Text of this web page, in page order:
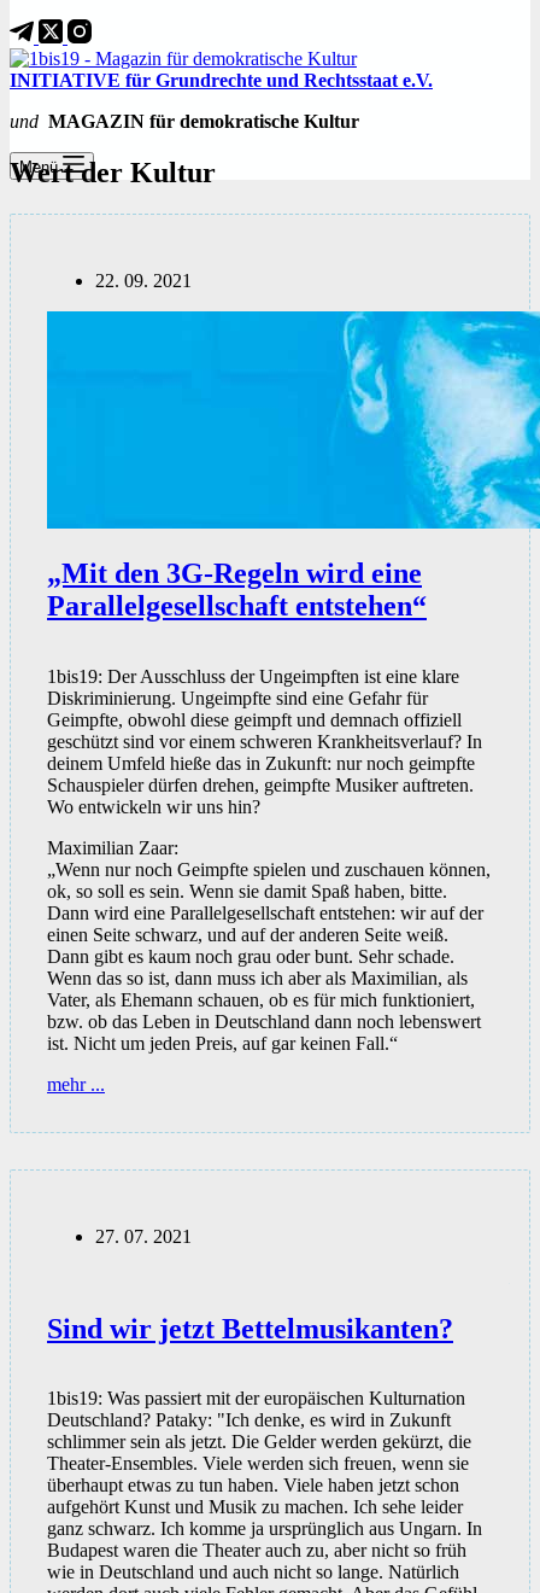
INITIATIVE für Grundrechte und Rechtsstaat e.V.
und MAGAZIN für demokratische Kultur
Menü
Wert der Kultur
22. 09. 2021
„Mit den 3G-Regeln wird eine
Parallelgesellschaft entstehen“
1bis19: Der Ausschluss der Ungeimpften ist eine klare
Diskriminierung. Ungeimpfte sind eine Gefahr für
Geimpfte, obwohl diese geimpft und demnach offiziell
geschützt sind vor einem schweren Krankheitsverlauf? In
deinem Umfeld hieße das in Zukunft: nur noch geimpfte
Schauspieler dürfen drehen, geimpfte Musiker auftreten.
Wo entwickeln wir uns hin?
Maximilian Zaar:
„Wenn nur noch Geimpfte spielen und zuschauen können,
ok, so soll es sein. Wenn sie damit Spaß haben, bitte.
Dann wird eine Parallelgesellschaft entstehen: wir auf der
einen Seite schwarz, und auf der anderen Seite weiß.
Dann gibt es kaum noch grau oder bunt. Sehr schade.
Wenn das so ist, dann muss ich aber als Maximilian, als
Vater, als Ehemann schauen, ob es für mich funktioniert,
bzw. ob das Leben in Deutschland dann noch lebenswert
ist. Nicht um jeden Preis, auf gar keinen Fall.“
mehr ...
wird
entstehen“
27. 07. 2021
Sind wir jetzt Bettelmusikanten?
1bis19: Was passiert mit der europäischen Kulturnation
Deutschland? Pataky: "Ich denke, es wird in Zukunft
schlimmer sein als jetzt. Die Gelder werden gekürzt, die
Theater-Ensembles. Viele werden sich freuen, wenn sie
überhaupt etwas zu tun haben. Viele haben jetzt schon
aufgehört Kunst und Musik zu machen. Ich sehe leider
ganz schwarz. Ich komme ja ursprünglich aus Ungarn. In
Budapest waren die Theater auch zu, aber nicht so früh
wie in Deutschland und auch nicht so lange. Natürlich